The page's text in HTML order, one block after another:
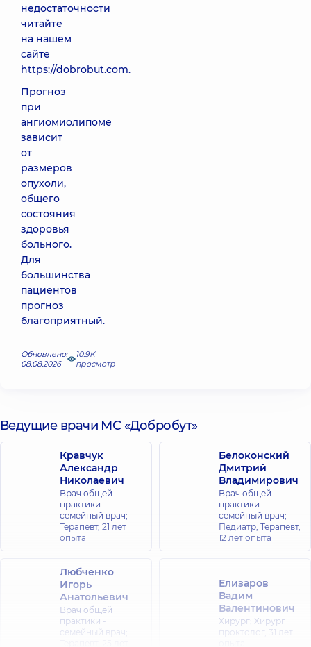
недостаточности
читайте
на нашем
сайте
https://dobrobut.com.
Прогноз
при
ангиомиолипоме
зависит
от
размеров
опухоли,
общего
состояния
здоровья
больного.
Для
большинства
пациентов
прогноз
благоприятный.
Обновлено:
08.08.2026
10.9К
просмотр
Ведущие врачи МС «Добробут»
Кравчук
Александр
Николаевич
Врач общей
практики -
семейный врач;
Терапевт, 21 лет
опыта
Белоконский
Дмитрий
Владимирович
Врач общей
практики -
семейный врач;
Педиатр; Терапевт,
12 лет опыта
Любченко
Игорь
Анатольевич
Врач общей
практики -
семейный врач;
Елизаров
Вадим
Валентинович
Хирург; Хирург
проктолог, 31 лет